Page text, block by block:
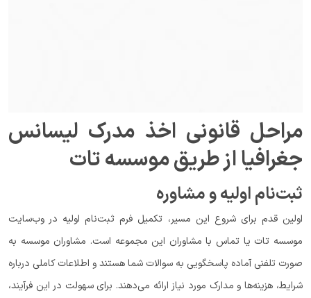
مراحل قانونی اخذ مدرک لیسانس
جغرافیا از طریق موسسه تات
ثبت‌نام اولیه و مشاوره
اولین قدم برای شروع این مسیر، تکمیل فرم ثبت‌نام اولیه در وب‌سایت
موسسه تات یا تماس با مشاوران این مجموعه است. مشاوران موسسه به
صورت تلفنی آماده پاسخگویی به سوالات شما هستند و اطلاعات کاملی درباره
شرایط، هزینه‌ها و مدارک مورد نیاز ارائه می‌دهند. برای سهولت در این فرآیند،